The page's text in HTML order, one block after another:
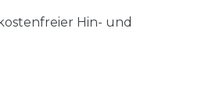
Hin- und